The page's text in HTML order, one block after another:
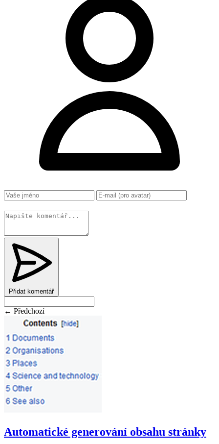
Přidat komentář
← Předchozí
Automatické generování obsahu stránky